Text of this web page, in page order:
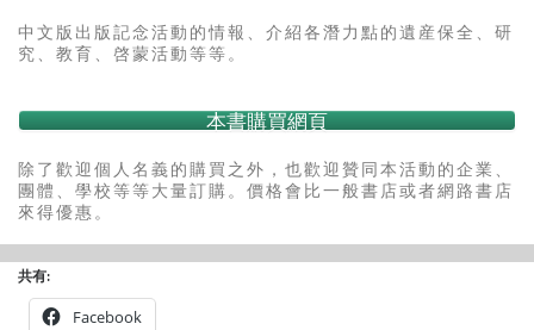
中文版出版記念活動的情報、介紹各潛力點的遺産保全、研
究、教育、啓蒙活動等等。
本書購買網頁
除了歡迎個人名義的購買之外，也歡迎贊同本活動的企業、
團體、學校等等大量訂購。價格會比一般書店或者網路書店
來得優惠。
共有:
Facebook